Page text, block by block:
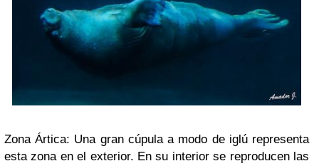
Zona Ártica: Una gran cúpula a modo de iglú representa
esta zona en el exterior. En su interior se reproducen las